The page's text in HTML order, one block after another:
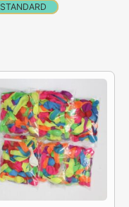
STANDARD